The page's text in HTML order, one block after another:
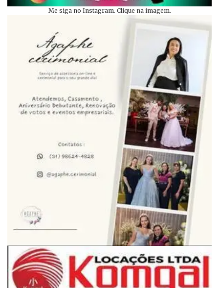
Me siga no Instagram. Clique na imagem.